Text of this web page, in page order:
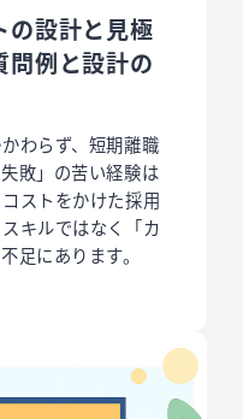
の設計と見極
問例と設計の
わらず、短期離職
敗」の苦い経験は
ストをかけた採用
キルではなく「カ
足にあります。